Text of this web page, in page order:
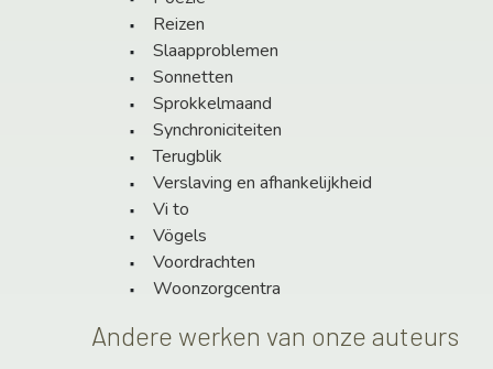
Reizen
Slaapproblemen
Sonnetten
Sprokkelmaand
Synchroniciteiten
Terugblik
Verslaving en afhankelijkheid
Vi to
Vögels
Voordrachten
Woonzorgcentra
Andere werken van onze auteurs